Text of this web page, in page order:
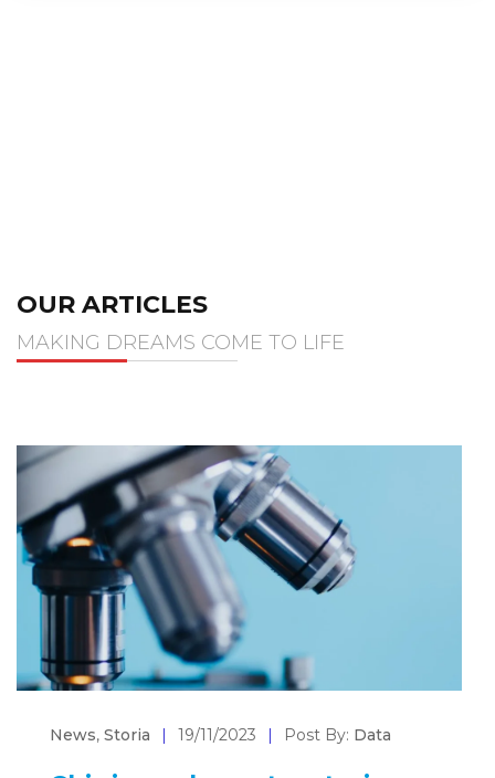
OUR ARTICLES
MAKING DREAMS COME TO LIFE
News, Storia | 19/11/2023 | Post By: Data